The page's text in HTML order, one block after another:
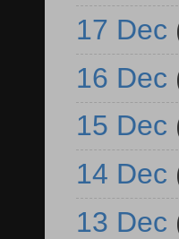
17 Dec
16 Dec
15 Dec
14 Dec
13 Dec